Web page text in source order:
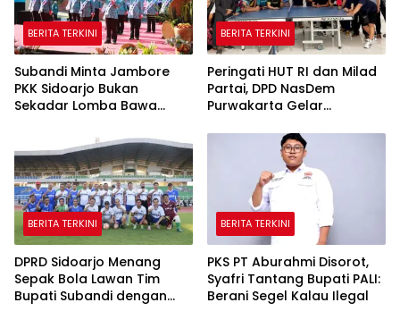
BERITA TERKINI
Subandi Minta Jambore
PKK Sidoarjo Bukan
Sekadar Lomba Bawa
untuk Warga
BERITA TERKINI
Peringati HUT RI dan Milad
Partai, DPD NasDem
Purwakarta Gelar
hingga Baksos Gratis
BERITA TERKINI
DPRD Sidoarjo Menang
Sepak Bola Lawan Tim
Bupati Subandi dengan
BERITA TERKINI
PKS PT Aburahmi Disorot,
Syafri Tantang Bupati PALI:
Berani Segel Kalau Ilegal